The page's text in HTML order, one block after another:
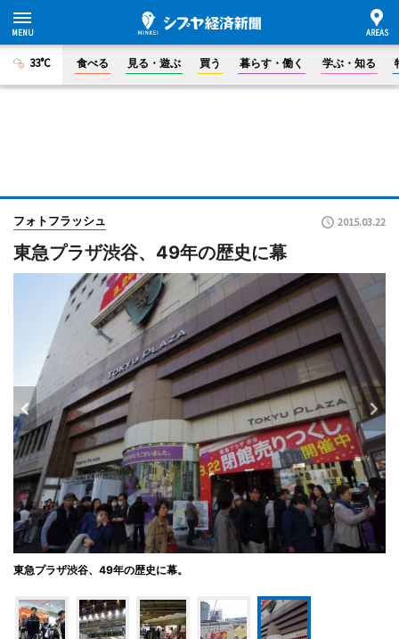
33°C 食べる 見る・遊ぶ 買う 暮らす・働く 学ぶ・知る
フォトフラッシュ 2015.03.22
東急プラザ渋谷、49年の歴史に幕
東急プラザ渋谷、49年の歴史に幕。